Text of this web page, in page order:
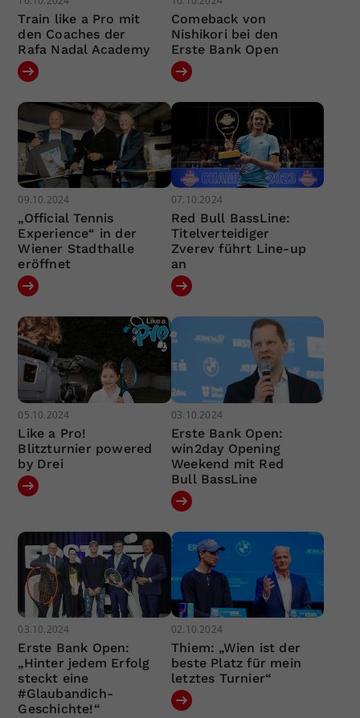
Train like a Pro mit
den Coaches der
Rafa Nadal Academy
Comeback von
Nishikori bei den
Erste Bank Open
09.10.2024
„Official Tennis
Experience“ in der
Wiener Stadthalle
eröffnet
07.10.2024
Red Bull BassLine:
Titelverteidiger
Zverev führt Line-up
an
05.10.2024
Like a Pro!
Blitzturnier powered
by Drei
03.10.2024
Erste Bank Open:
win2day Opening
Weekend mit Red
Bull BassLine
03.10.2024
Erste Bank Open:
„Hinter jedem Erfolg
steckt eine
#Glaubandich-
Geschichte!“
02.10.2024
Thiem: „Wien ist der
beste Platz für mein
letztes Turnier“